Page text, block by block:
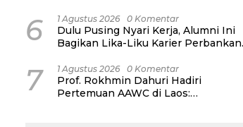
Network Alumni
6 1 Agustus 2026 0 Komentar
Dulu Pusing Nyari Kerja, Alumni Ini
Bagikan Lika-Liku Karier Perbankan
Day 2026
7 1 Agustus 2026 0 Komentar
Prof. Rokhmin Dahuri Hadiri
Pertemuan AAWC di Laos: